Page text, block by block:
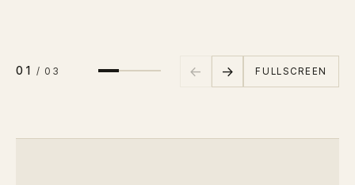
01 / 03 ← → FULLSCREEN